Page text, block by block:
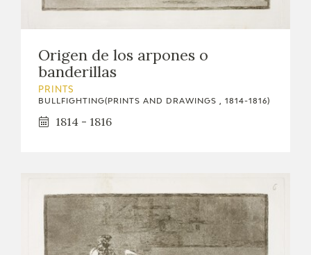
Origen de los arpones o
banderillas
PRINTS
BULLFIGHTING(PRINTS AND DRAWINGS , 1814-1816)
1814 - 1816